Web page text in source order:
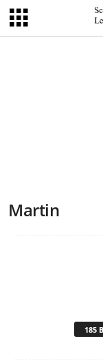
Martin
185